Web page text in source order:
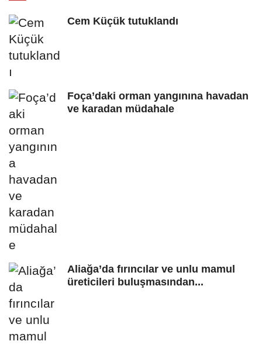
Cem Küçük tutuklandı
Foça’daki orman yangınına havadan
ve karadan müdahale
Aliağa’da fırıncılar ve unlu mamul
üreticileri buluşmasından...